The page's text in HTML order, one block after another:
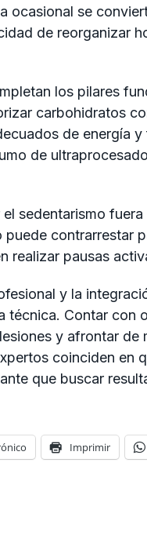
ocasional se
de reorganizar
los pilares
carbohidratos
de energía
de
sedentarismo
puede contrarrestar
realizar pausas
y la
técnica. Contar con
y afrontar de
coinciden en
que buscar
Imprimir